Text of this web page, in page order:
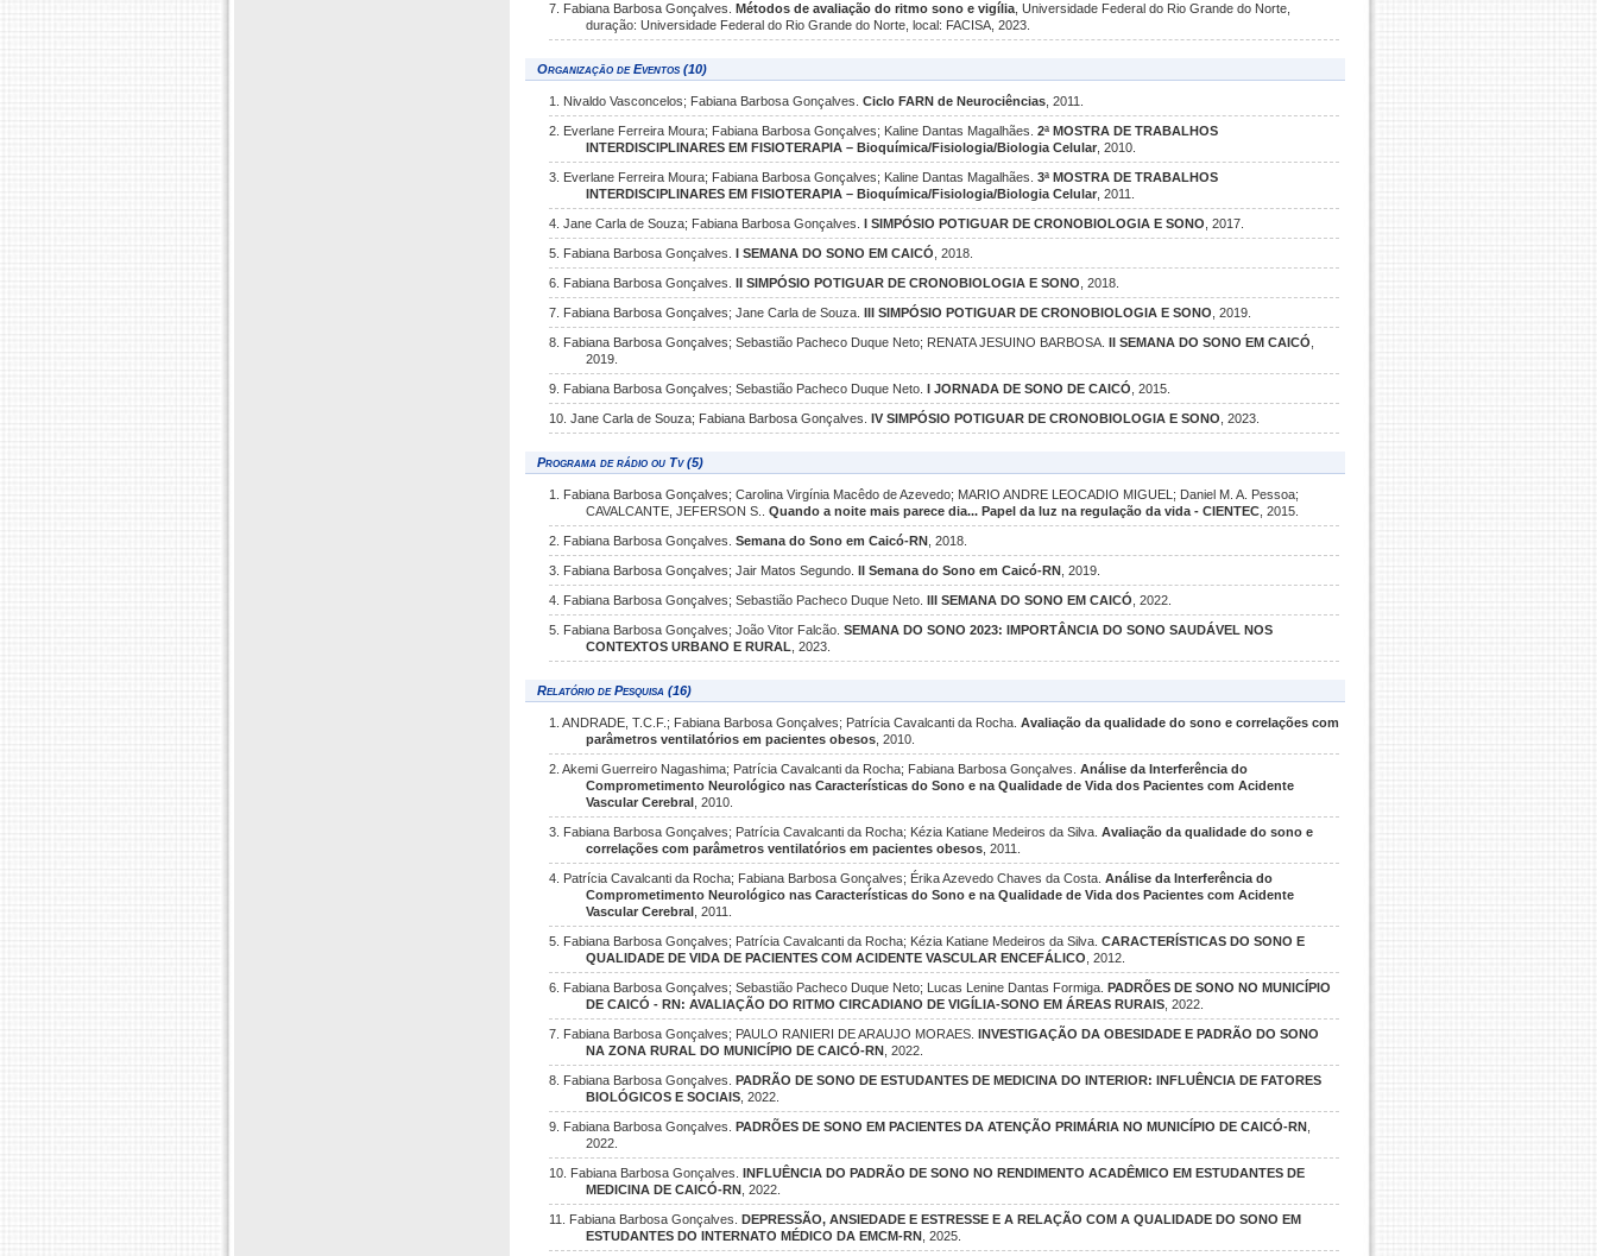
7. Fabiana Barbosa Gonçalves. Métodos de avaliação do ritmo sono e vigília , Universidade Federal do Rio Grande do Norte,
duração: Universidade Federal do Rio Grande do Norte, local: FACISA, 2023.
Organização de Eventos (10)
1. Nivaldo Vasconcelos; Fabiana Barbosa Gonçalves. Ciclo FARN de Neurociências , 2011.
2. Everlane Ferreira Moura; Fabiana Barbosa Gonçalves; Kaline Dantas Magalhães. 2ª MOSTRA DE TRABALHOS
INTERDISCIPLINARES EM FISIOTERAPIA – Bioquímica/Fisiologia/Biologia Celular , 2010.
3. Everlane Ferreira Moura; Fabiana Barbosa Gonçalves; Kaline Dantas Magalhães. 3ª MOSTRA DE TRABALHOS
INTERDISCIPLINARES EM FISIOTERAPIA – Bioquímica/Fisiologia/Biologia Celular , 2011.
4. Jane Carla de Souza; Fabiana Barbosa Gonçalves. I SIMPÓSIO POTIGUAR DE CRONOBIOLOGIA E SONO , 2017.
5. Fabiana Barbosa Gonçalves. I SEMANA DO SONO EM CAICÓ , 2018.
6. Fabiana Barbosa Gonçalves. II SIMPÓSIO POTIGUAR DE CRONOBIOLOGIA E SONO , 2018.
7. Fabiana Barbosa Gonçalves; Jane Carla de Souza. III SIMPÓSIO POTIGUAR DE CRONOBIOLOGIA E SONO , 2019.
8. Fabiana Barbosa Gonçalves; Sebastião Pacheco Duque Neto; RENATA JESUINO BARBOSA. II SEMANA DO SONO EM CAICÓ
2019.
9. Fabiana Barbosa Gonçalves; Sebastião Pacheco Duque Neto. I JORNADA DE SONO DE CAICÓ , 2015.
10. Jane Carla de Souza; Fabiana Barbosa Gonçalves. IV SIMPÓSIO POTIGUAR DE CRONOBIOLOGIA E SONO , 2023.
Programa de rádio ou Tv (5)
1. Fabiana Barbosa Gonçalves; Carolina Virgínia Macêdo de Azevedo; MARIO ANDRE LEOCADIO MIGUEL; Daniel M. A. Pessoa;
CAVALCANTE, JEFERSON S..Quando a noite mais parece dia... Papel da luz na regulação da vida - CIENTEC , 2015.
2. Fabiana Barbosa Gonçalves. Semana do Sono em Caicó-RN , 2018.
3. Fabiana Barbosa Gonçalves; Jair Matos Segundo. II Semana do Sono em Caicó-RN , 2019.
4. Fabiana Barbosa Gonçalves; Sebastião Pacheco Duque Neto. III SEMANA DO SONO EM CAICÓ , 2022.
5. Fabiana Barbosa Gonçalves; João Vitor Falcão. SEMANA DO SONO 2023: IMPORTÂNCIA DO SONO SAUDÁVEL NOS
CONTEXTOS URBANO E RURAL , 2023.
Relatório de Pesquisa (16)
1. ANDRADE, T.C.F.; Fabiana Barbosa Gonçalves; Patrícia Cavalcanti da Rocha. Avaliação da qualidade do sono e correlações com
parâmetros ventilatórios em pacientes obesos , 2010.
2. Akemi Guerreiro Nagashima; Patrícia Cavalcanti da Rocha; Fabiana Barbosa Gonçalves. Análise da Interferência do
Comprometimento Neurológico nas Características do Sono e na Qualidade de Vida dos Pacientes com Acidente
Vascular Cerebral , 2010.
3. Fabiana Barbosa Gonçalves; Patrícia Cavalcanti da Rocha; Kézia Katiane Medeiros da Silva. Avaliação da qualidade do sono e
correlações com parâmetros ventilatórios em pacientes obesos , 2011.
4. Patrícia Cavalcanti da Rocha; Fabiana Barbosa Gonçalves; Érika Azevedo Chaves da Costa. Análise da Interferência do
Comprometimento Neurológico nas Características do Sono e na Qualidade de Vida dos Pacientes com Acidente
Vascular Cerebral , 2011.
5. Fabiana Barbosa Gonçalves; Patrícia Cavalcanti da Rocha; Kézia Katiane Medeiros da Silva. CARACTERÍSTICAS DO SONO E
QUALIDADE DE VIDA DE PACIENTES COM ACIDENTE VASCULAR ENCEFÁLICO , 2012.
6. Fabiana Barbosa Gonçalves; Sebastião Pacheco Duque Neto; Lucas Lenine Dantas Formiga. PADRÕES DE SONO NO MUNICÍPIO
DE CAICÓ - RN: AVALIAÇÃO DO RITMO CIRCADIANO DE VIGÍLIA-SONO EM ÁREAS RURAIS , 2022.
7. Fabiana Barbosa Gonçalves; PAULO RANIERI DE ARAUJO MORAES. INVESTIGAÇÃO DA OBESIDADE E PADRÃO DO SONO
NA ZONA RURAL DO MUNICÍPIO DE CAICÓ-RN , 2022.
8. Fabiana Barbosa Gonçalves. PADRÃO DE SONO DE ESTUDANTES DE MEDICINA DO INTERIOR: INFLUÊNCIA DE FATORES
BIOLÓGICOS E SOCIAIS , 2022.
9. Fabiana Barbosa Gonçalves. PADRÕES DE SONO EM PACIENTES DA ATENÇÃO PRIMÁRIA NO MUNICÍPIO DE CAICÓ-RN
2022.
10. Fabiana Barbosa Gonçalves. INFLUÊNCIA DO PADRÃO DE SONO NO RENDIMENTO ACADÊMICO EM ESTUDANTES DE
MEDICINA DE CAICÓ-RN , 2022.
11. Fabiana Barbosa Gonçalves. DEPRESSÃO, ANSIEDADE E ESTRESSE E A RELAÇÃO COM A QUALIDADE DO SONO EM
ESTUDANTES DO INTERNATO MÉDICO DA EMCM-RN , 2025.